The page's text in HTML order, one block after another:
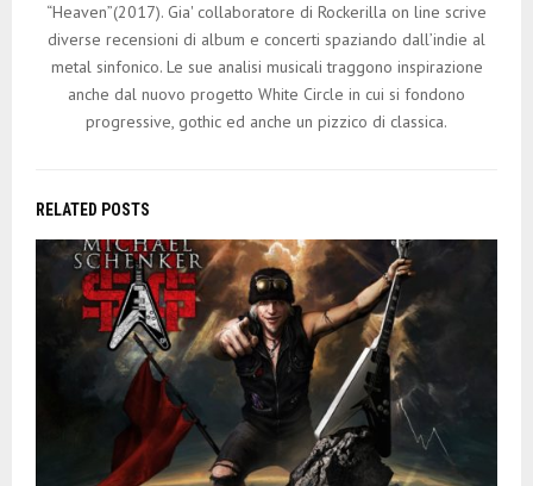
“Heaven”(2017). Gia' collaboratore di Rockerilla on line scrive
diverse recensioni di album e concerti spaziando dall’indie al
metal sinfonico. Le sue analisi musicali traggono inspirazione
anche dal nuovo progetto White Circle in cui si fondono
progressive, gothic ed anche un pizzico di classica.
RELATED POSTS